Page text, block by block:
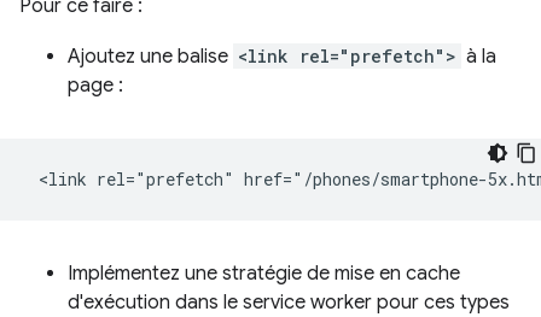
Pour ce faire :
Ajoutez une balise <link rel="prefetch"> à la
page :
Implémentez une stratégie de mise en cache
d'exécution dans le service worker pour ces types